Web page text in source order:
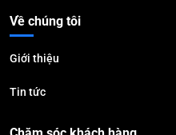
Về chúng tôi
Giới thiệu
Tin tức